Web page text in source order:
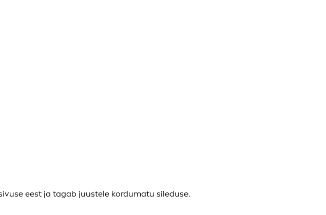
eest ja tagab juustele kordumatu sileduse.